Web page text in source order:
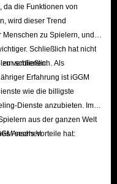
Sie sowohl Zeit als auch
Sie sich wünschen!
auf dem Markt. Mehr als
6-Autos werden
Einfluss auf Ihren
Damit Sie von noch mehr
unser Team ständig den
stets zu einem besonders
da die Funktionen von
wird dieser Trend
zu Spielern, und
Schließlich hat nicht
zu verdienen.
schließlich. Als
Erfahrung ist iGGM
wie die billigste
Dienste anzubieten. Im
aus der ganzen Welt
Ansehen.
sechs Vorteile hat: